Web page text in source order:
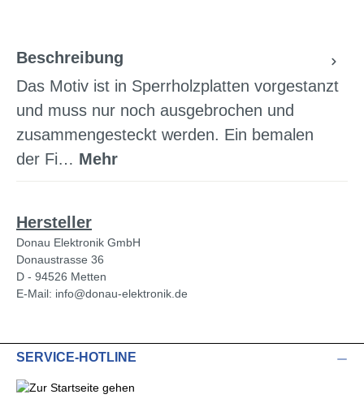
Beschreibung
Das Motiv ist in Sperrholzplatten vorgestanzt
und muss nur noch ausgebrochen und
zusammengesteckt werden. Ein bemalen
der Fi… Mehr
Hersteller
Donau Elektronik GmbH
Donaustrasse 36
D - 94526 Metten
E-Mail: info@donau-elektronik.de
SERVICE-HOTLINE